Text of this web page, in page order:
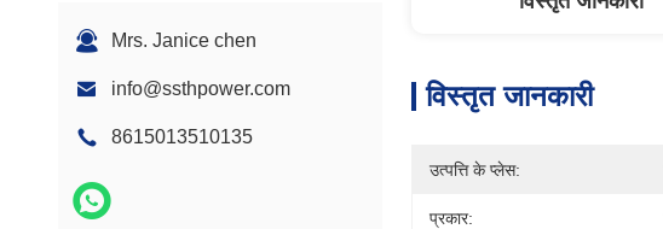
Mrs. Janice chen
info@ssthpower.com
8615013510135
विस्तृत जानकारी
उत्पत्ति के प्लेस:
प्रकार: